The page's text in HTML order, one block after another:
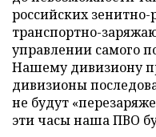
российских
транспортно-
управлении самого
Нашему дивизиону
дивизионы
не будут
эти часы наша ПВО